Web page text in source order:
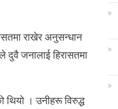
राखेर अनुसन्धान
जनालाई हिरासतमा
। उनीहरू विरुद्ध